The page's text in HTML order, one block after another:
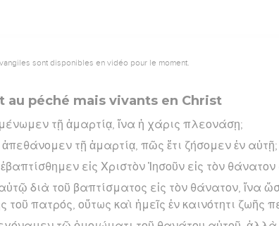
sont disponibles en vidéo pour le moment.
au péché mais vivants en Christ
τῇ ἁμαρτίᾳ, ἵνα ἡ χάρις πλεονάσῃ;
ἀπεθάνομεν τῇ ἁμαρτίᾳ, πῶς ἔτι ζήσομεν ἐν αὐτῇ;
ἐβαπτίσθημεν εἰς Χριστὸν Ἰησοῦν εἰς τὸν
διὰ τοῦ βαπτίσματος εἰς τὸν θάνατον, ἵνα
τοῦ πατρός, οὕτως καὶ ἡμεῖς ἐν καινότητι ζωῆς